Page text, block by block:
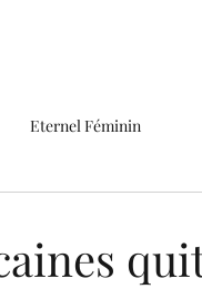
Eternel Féminin